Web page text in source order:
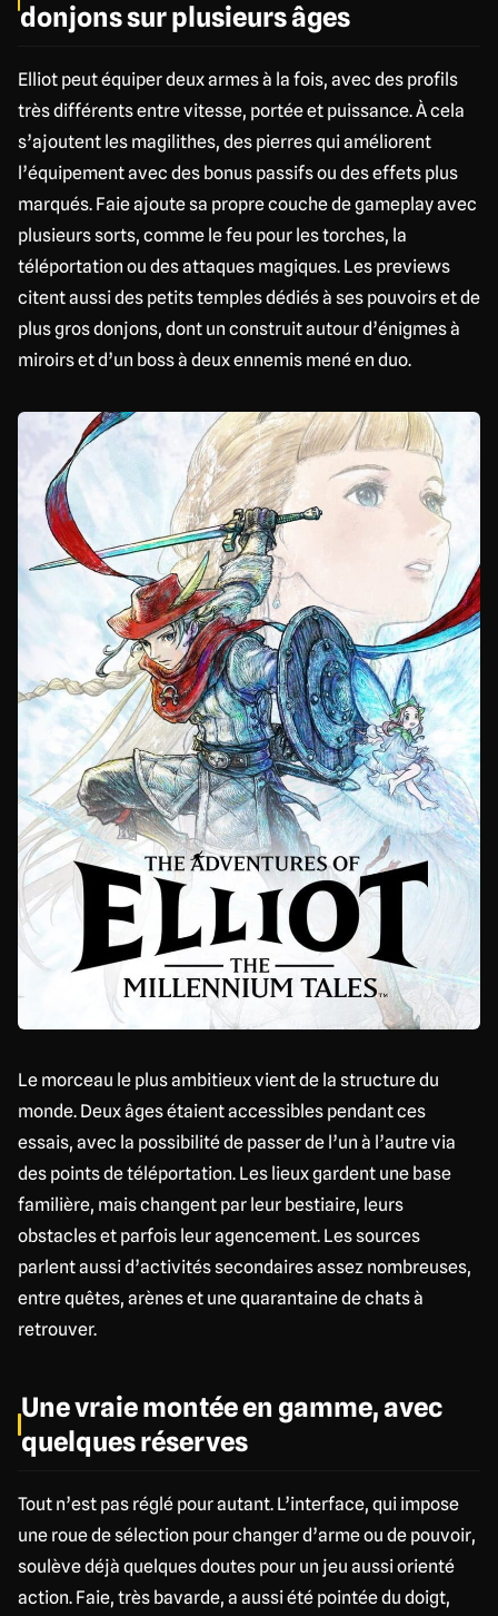
donjons sur plusieurs âges
Elliot peut équiper deux armes à la fois, avec des profils
très différents entre vitesse, portée et puissance. À cela
s’ajoutent les magilithes, des pierres qui améliorent
l’équipement avec des bonus passifs ou des effets plus
marqués. Faie ajoute sa propre couche de gameplay avec
plusieurs sorts, comme le feu pour les torches, la
téléportation ou des attaques magiques. Les previews
citent aussi des petits temples dédiés à ses pouvoirs et de
plus gros donjons, dont un construit autour d’énigmes à
miroirs et d’un boss à deux ennemis mené en duo.
Le morceau le plus ambitieux vient de la structure du
monde. Deux âges étaient accessibles pendant ces
essais, avec la possibilité de passer de l’un à l’autre via
des points de téléportation. Les lieux gardent une base
familière, mais changent par leur bestiaire, leurs
obstacles et parfois leur agencement. Les sources
parlent aussi d’activités secondaires assez nombreuses,
entre quêtes, arènes et une quarantaine de chats à
retrouver.
Une vraie montée en gamme, avec
quelques réserves
Tout n’est pas réglé pour autant. L’interface, qui impose
une roue de sélection pour changer d’arme ou de pouvoir,
soulève déjà quelques doutes pour un jeu aussi orienté
action. Faie, très bavarde, a aussi été pointée du doigt,